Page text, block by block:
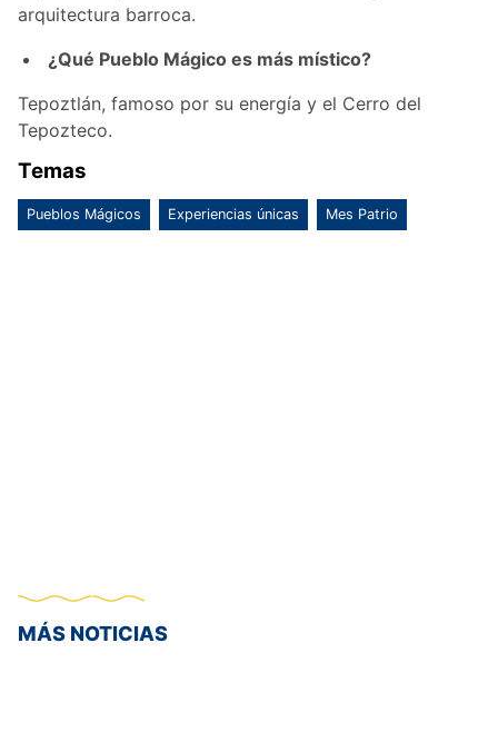
arquitectura barroca.
¿Qué Pueblo Mágico es más místico?
Tepoztlán, famoso por su energía y el Cerro del
Tepozteco.
Temas
Pueblos Mágicos Experiencias únicas Mes Patrio
MÁS NOTICIAS